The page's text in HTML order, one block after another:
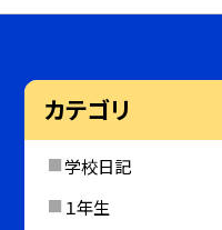
カテゴリ
学校日記
１年生